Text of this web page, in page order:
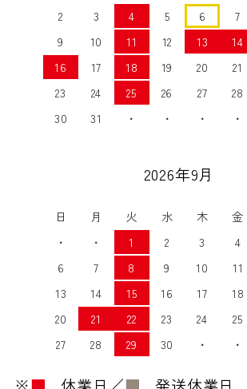
2
3 4 5 6 7
9
10 11 12 13 14
16
17 18 19 20 21
23
24 25 26 27 28
30
31 ・ ・ ・ ・
2026年9月
日 月 火 水 木 金
・
・ 1 2 3 4
6
7 8 9 10 11
13
14 15 16 17 18
20
21 22 23 24 25
27
28 29 30 ・ ・